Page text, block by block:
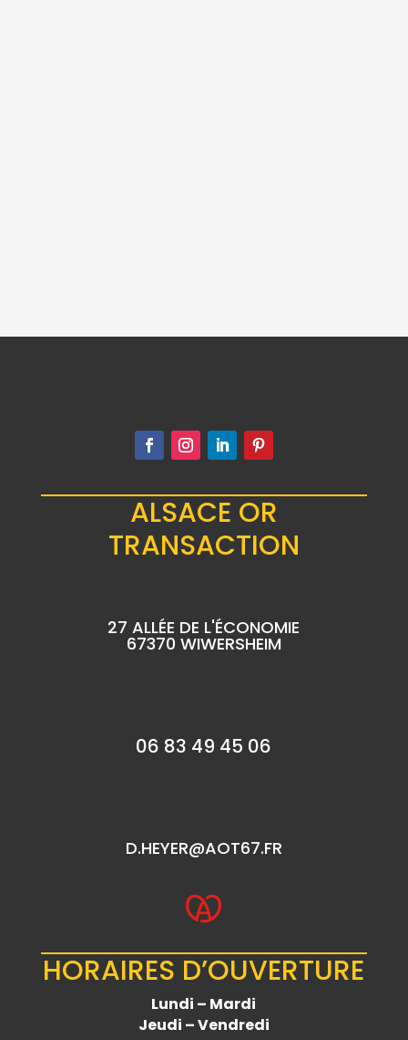
ALSACE OR
TRANSACTION
27 ALLÉE DE L'ÉCONOMIE
67370 WIWERSHEIM
06 83 49 45 06
D.HEYER@AOT67.FR
HORAIRES D’OUVERTURE
Lundi – Mardi
Jeudi – Vendredi